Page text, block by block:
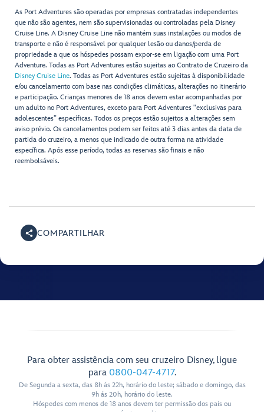
As Port Adventures são operadas por empresas contratadas independentes
que não são agentes, nem são supervisionadas ou controladas pela Disney
Cruise Line. A Disney Cruise Line não mantém suas instalações ou modos de
transporte e não é responsável por qualquer lesão ou danos/perda de
propriedade a que os hóspedes possam expor-se em ligação com uma Port
Adventure. Todas as Port Adventures estão sujeitas ao Contrato de Cruzeiro da
Disney Cruise Line. Todas as Port Adventures estão sujeitas à disponibilidade
e/ou cancelamento com base nas condições climáticas, alterações no itinerário
e participação. Crianças menores de 18 anos devem estar acompanhadas por
um adulto no Port Adventures, exceto para Port Adventures "exclusivas para
adolescentes” específicas. Todos os preços estão sujeitos a alterações sem
aviso prévio. Os cancelamentos podem ser feitos até 3 dias antes da data de
partida do cruzeiro, a menos que indicado de outra forma na atividade
específica. Após esse período, todas as reservas são finais e não
reembolsáveis.
COMPARTILHAR
Para obter assistência com seu cruzeiro Disney, ligue
para 0800-047-4717.
De Segunda a sexta, das 8h ás 22h, horário do leste; sábado e domingo, das
9h ás 20h, horário do leste.
Hóspedes com menos de 18 anos devem ter permissão dos pais ou